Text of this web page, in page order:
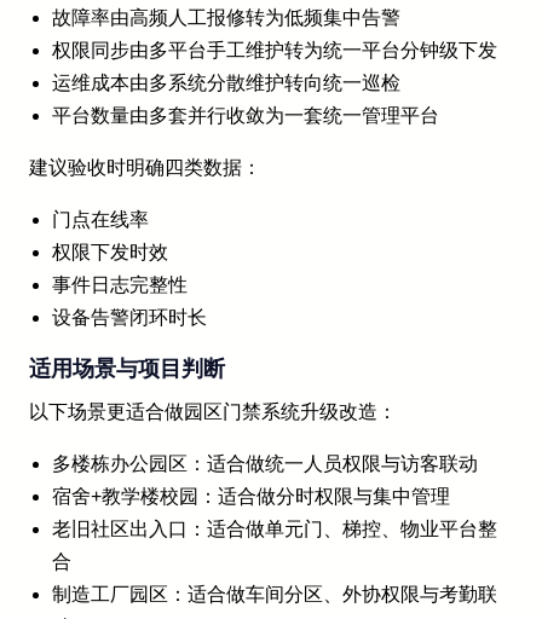
故障率由高频人工报修转为低频集中告警
权限同步由多平台手工维护转为统一平台分钟级下发
运维成本由多系统分散维护转向统一巡检
平台数量由多套并行收敛为一套统一管理平台
建议验收时明确四类数据：
门点在线率
权限下发时效
事件日志完整性
设备告警闭环时长
适用场景与项目判断
以下场景更适合做园区门禁系统升级改造：
多楼栋办公园区：适合做统一人员权限与访客联动
宿舍+教学楼校园：适合做分时权限与集中管理
老旧社区出入口：适合做单元门、梯控、物业平台整
合
制造工厂园区：适合做车间分区、外协权限与考勤联